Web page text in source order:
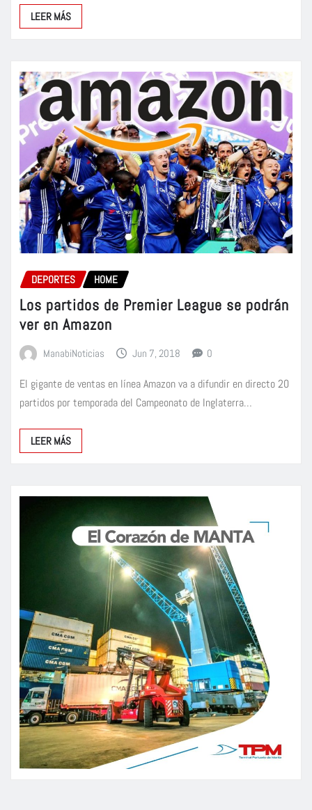
LEER MÁS
DEPORTES HOME
Los partidos de Premier League se podrán
ver en Amazon
ManabiNoticias Jun 7, 2018 0
El gigante de ventas en línea Amazon va a difundir en directo 20
partidos por temporada del Campeonato de Inglaterra…
LEER MÁS